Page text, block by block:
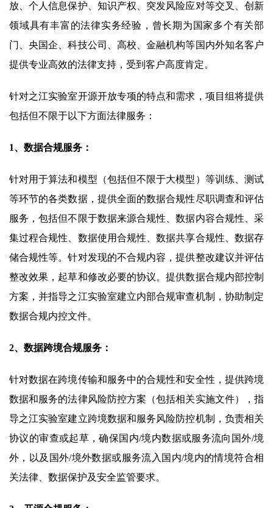
放、个人信息保护、知识产权、突发风险应对等交叉、创新
领域具有丰富的法律实务经验，曾长期为国家多个有关部
门、央国企、科技公司、高校、金融机构等国内外知名客户
提供专业高效的法律支持，受到客户高度肯定。
针对之江实验室开源开放专项的特点和需求，项目组将提供
包括但不限于以下方面法律服务：
1、数据合规服务：
针对用于算法和模型（包括但不限于大模型）等训练、测试
等环节的各类数据，提供全面的数据合规性尽职调查和评估
服务，包括但不限于数据来源合规性、数据内容合规性、采
集过程合规性、数据使用合规性、数据共享合规性、数据存
储合规性等。针对发现的不合规内容，提供整改建议并评估
整改效果，起草和修改必要的协议。提供数据合规内部控制
方案，并指导之江实验室建立内部合规审查机制，协助制定
数据合规内控文件。
2、数据跨境合规服务：
针对数据在跨境传输和服务中的合规性和安全性，提供跨境
数据和服务的法律风险防控方案（包括相关实施文件），指
导之江实验室建立跨境数据和服务风险防控机制，负责相关
协议的审查或起草，确保国内/境内数据或服务流向国外/境
外，以及国外/境外数据或服务流入国内/境内的情境符合相
关法律、数据保护及安全监管要求。